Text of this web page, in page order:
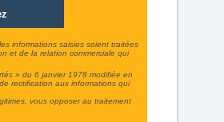
informations saisies soient traitées
et de la relation commerciale qui
» du 6 janvier 1978 modifiée en
rectification aux informations qui
vous opposer au traitement